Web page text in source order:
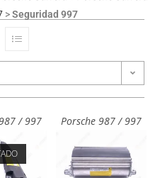
>Seguridad 997
/ 997 Porsche 987 / 997